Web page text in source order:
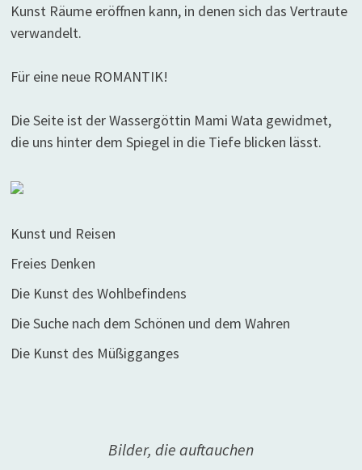
Kunst Räume eröffnen kann, in denen sich das Vertraute
verwandelt.
Für eine neue ROMANTIK!
Die Seite ist der Wassergöttin Mami Wata gewidmet,
die uns hinter dem Spiegel in die Tiefe blicken lässt.
Kunst und Reisen
Freies Denken
Die Kunst des Wohlbefindens
Die Suche nach dem Schönen und dem Wahren
Die Kunst des Müßigganges
Bilder, die auftauchen